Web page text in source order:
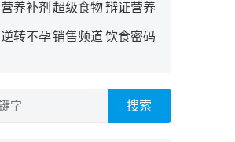
营养补剂 超级食物辩证营养
逆转不孕销售频道饮食密码
搜索